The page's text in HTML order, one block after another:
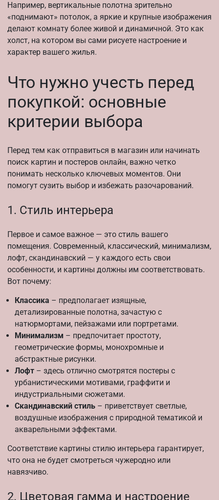
Например, вертикальные полотна зрительно
«поднимают» потолок, а яркие и крупные изображения
делают комнату более живой и динамичной. Это как
холст, на котором вы сами рисуете настроение и
характер вашего жилья.
Что нужно учесть перед
покупкой: основные
критерии выбора
Перед тем как отправиться в магазин или начинать
поиск картин и постеров онлайн, важно четко
понимать несколько ключевых моментов. Они
помогут сузить выбор и избежать разочарований.
1. Стиль интерьера
Первое и самое важное — это стиль вашего
помещения. Современный, классический, минимализм,
лофт, скандинавский — у каждого есть свои
особенности, и картины должны им соответствовать.
Вот почему:
Классика – предполагает изящные,
детализированные полотна, зачастую с
натюрмортами, пейзажами или портретами.
Минимализм – предпочитает простоту,
геометрические формы, монохромные и
абстрактные рисунки.
Лофт – здесь отлично смотрятся постеры с
урбанистическими мотивами, граффити и
индустриальными сюжетами.
Скандинавский стиль – приветствует светлые,
воздушные изображения с природной тематикой и
акварельными эффектами.
Соответствие картины стилю интерьера гарантирует,
что она не будет смотреться чужеродно или
навязчиво.
2. Цветовая гамма и настроение